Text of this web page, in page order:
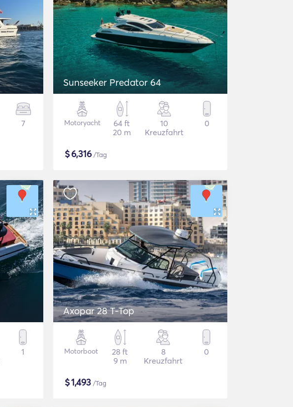
7
Sunseeker Predator 64
Motoryacht
64 ft
20 m
10
Kreuzfahrt
0
$6,316/Tag
1
Axopar 28 T-Top
Motorboot
28 ft
9 m
8
Kreuzfahrt
0
$1,493 /Tag